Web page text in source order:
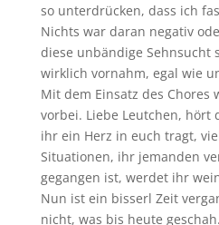
so unterdrücken, dass ich
Nichts war daran negativ
diese unbändige Sehnsucht
wirklich vornahm, egal wie
Mit dem Einsatz des Chores
vorbei. Liebe Leutchen, hört
ihr ein Herz in euch tragt,
Situationen, ihr jemanden
gegangen ist, werdet ihr
Nun ist ein bisserl Zeit
nicht, was bis heute geschah.